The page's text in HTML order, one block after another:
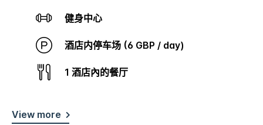
健身中心
酒店内停车场 (6 GBP / day)
1 酒店內的餐厅
View more